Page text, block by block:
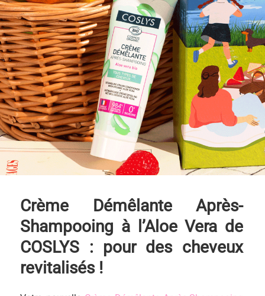
Crème Démêlante Après-
Shampooing à l’Aloe Vera de
COSLYS : pour des cheveux
revitalisés !